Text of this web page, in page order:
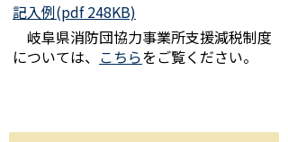
記入例(pdf 248KB)
岐阜県消防団協力事業所支援減税制度
については、 こちらをご覧ください。